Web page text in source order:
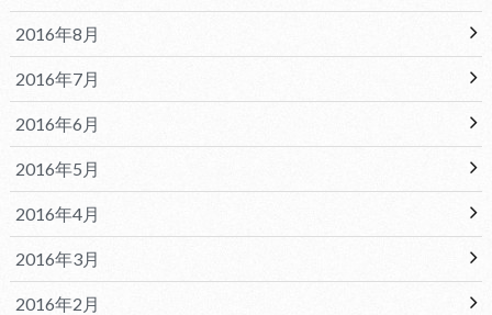
2016年8月
2016年7月
2016年6月
2016年5月
2016年4月
2016年3月
2016年2月